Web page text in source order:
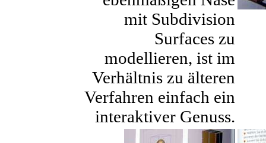
mit Subdivision
Surfaces zu
modellieren, ist im
Verhältnis zu älteren
Verfahren einfach ein
interaktiver Genuss.